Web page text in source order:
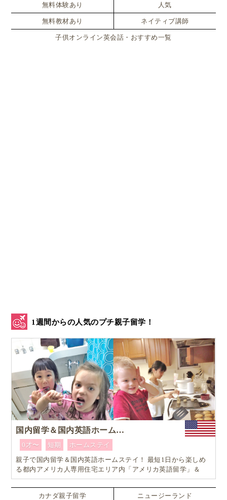
無料体験あり 人気
無料教材あり ネイティブ講師
子供オンライン英会話・おすすめ一覧
1週間からの人気のプチ親子留学！
国内留学＆国内英語ホームステイ
0才〜 短期
ホームステイ
親子で国内留学＆国内英語ホームステイ！ 最短1日から楽しめ
る都内アメリカ人専用住宅エリア内「アメリカ英語留学」＆
「ホームステイ体験」プログラム！
カナダ親子留学 ニュージーランド